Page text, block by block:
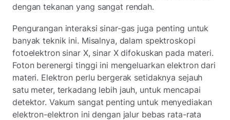
dengan tekanan yang sangat rendah.
Pengurangan interaksi sinar-gas juga penting untuk
banyak teknik ini. Misalnya, dalam spektroskopi
fotoelektron sinar X, sinar X difokuskan pada materi.
Foton berenergi tinggi ini mengeluarkan elektron dari
materi. Elektron perlu bergerak setidaknya sejauh
satu meter, terkadang lebih jauh, untuk mencapai
detektor. Vakum sangat penting untuk menyediakan
elektron-elektron ini dengan jalur bebas rata-rata